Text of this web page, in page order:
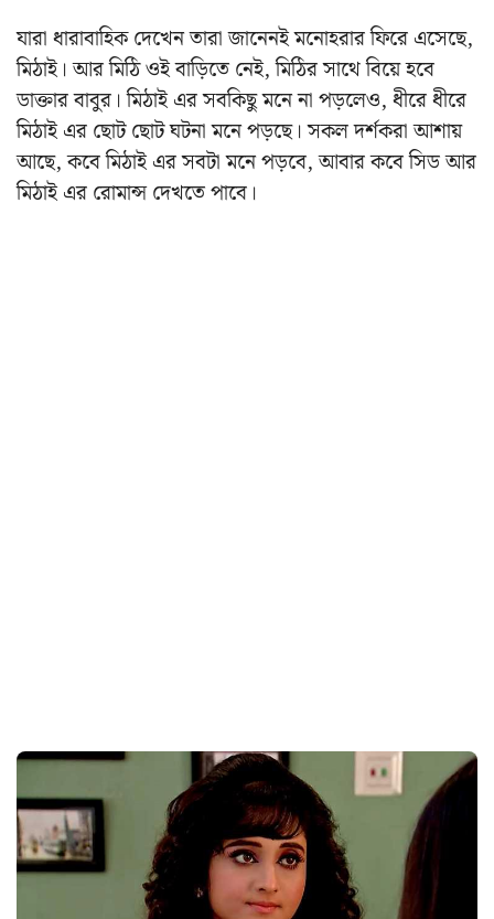
যারা ধারাবাহিক দেখেন তারা জানেনই মনোহরার ফিরে এসেছে,
মিঠাই। আর মিঠি ওই বাড়িতে নেই, মিঠির সাথে বিয়ে হবে
ডাক্তার বাবুর। মিঠাই এর সবকিছু মনে না পড়লেও, ধীরে ধীরে
মিঠাই এর ছোট ছোট ঘটনা মনে পড়ছে। সকল দর্শকরা আশায়
আছে, কবে মিঠাই এর সবটা মনে পড়বে, আবার কবে সিড আর
মিঠাই এর রোমান্স দেখতে পাবে।